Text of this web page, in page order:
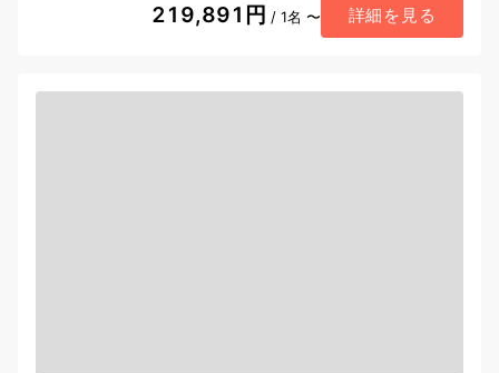
219,891円 / 1名 〜 詳細を見る